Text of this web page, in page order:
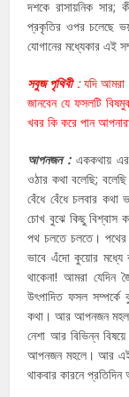
দশকে রাসায়নিক সার;
প্রকৃতির ওপর চলেছে
যোগানের মধ্যেকার এই
সবুজ পৃথিবী :যদি আমরা
জানবেন যে ফসলটি
খবর কি করে পান
আপনজন :এককথায় এর
ওঠার কথা বলেছি;
বেঁধে বেঁধে চলবার কথা
চোখ বুঝে কিছু বিশ্বাস
পথ চলতে চলতে। পথের
ভাবে এঁদো কুয়োর মধ্যে
থাকেনা! আমরা যেদিন
উৎপাদিত ফসল সম্পর্কে
কথা। আর আপনজন মহল
নেশা আর বিভিন্ন
আপনজন মহলে। আর এই
থাকবার কারনে